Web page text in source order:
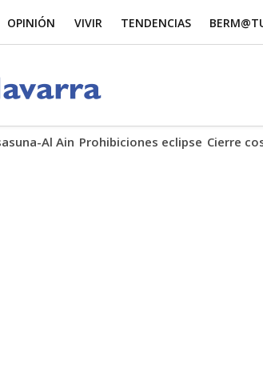
Al Ain Prohibiciones eclipse Cierre
OPINIÓN VIVIR TENDENCIAS